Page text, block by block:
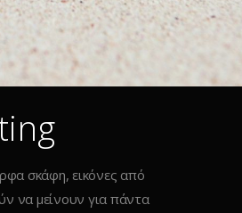
σκάφη, εικόνες από
να μείνουν για πάντα